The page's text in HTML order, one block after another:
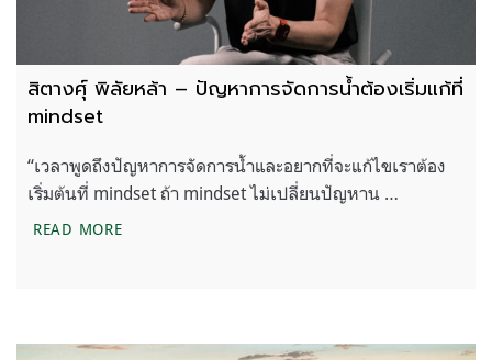
สิตางศุ์ พิลัยหล้า – ปัญหาการจัดการน้ำต้องเริ่มแก้ที่
mindset
“เวลาพูดถึงปัญหาการจัดการน้ำและอยากที่จะแก้ไขเราต้อง
เริ่มต้นที่ mindset ถ้า mindset ไม่เปลี่ยนปัญหาน …
READ MOREสิตางศุ์ พิลัยหล้า – ปัญหาการจัดการน้ำต้องเริ่มแก้ที่